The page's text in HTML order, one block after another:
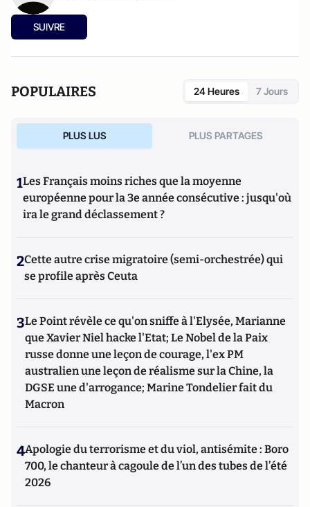
SUIVRE
POPULAIRES 24 Heures 7 Jours
PLUS LUS PLUS PARTAGES
1Les Français moins riches que la moyenne
européenne pour la 3e année consécutive : jusqu'où
ira le grand déclassement ?
2Cette autre crise migratoire (semi-orchestrée) qui
se profile après Ceuta
3Le Point révèle ce qu'on sniffe à l'Elysée, Marianne
que Xavier Niel hacke l'Etat; Le Nobel de la Paix
russe donne une leçon de courage, l'ex PM
australien une leçon de réalisme sur la Chine, la
DGSE une d'arrogance; Marine Tondelier fait du
Macron
4Apologie du terrorisme et du viol, antisémite : Boro
700, le chanteur à cagoule de l’un des tubes de l’été
2026